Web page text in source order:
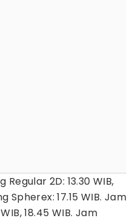
Regular 2D: 13.30 WIB,
Spherex: 17.15 WIB. Jam
18.45 WIB. Jam